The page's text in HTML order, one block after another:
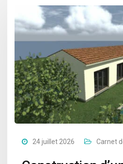
24 juillet 2026 Carnet